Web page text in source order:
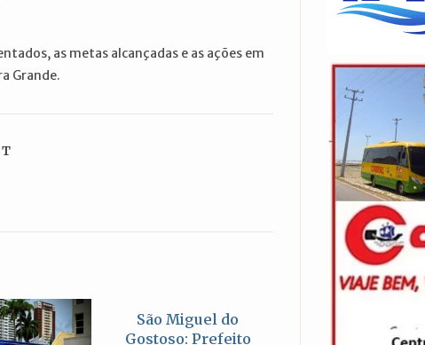
as metas alcançadas e as ações em
Grande.
São Miguel do
Gostoso: Prefeito